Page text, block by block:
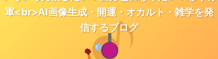
軍<br>AI画像生成・開運・オカルト・雑学を発
信するブログ